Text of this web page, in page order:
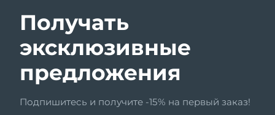
Получать
эксклюзивные
предложения
Подпишитесь и получите -15% на первый заказ!